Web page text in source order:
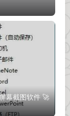
幕截图软件 🚀